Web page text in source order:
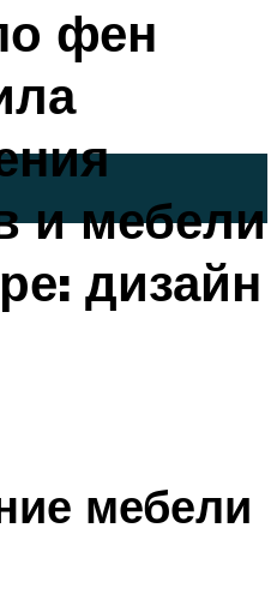
фен
и мебели
дизайн
мебели